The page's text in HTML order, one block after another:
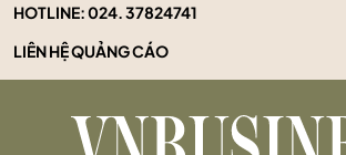
HOTLINE:024. 37824741
LIÊN HỆ QUẢNG CÁO